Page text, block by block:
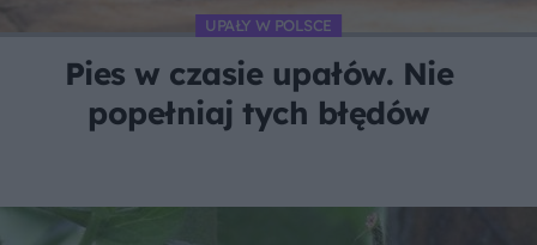
UPAŁY W POLSCE
Pies w czasie upałów. Nie
popełniaj tych błędów